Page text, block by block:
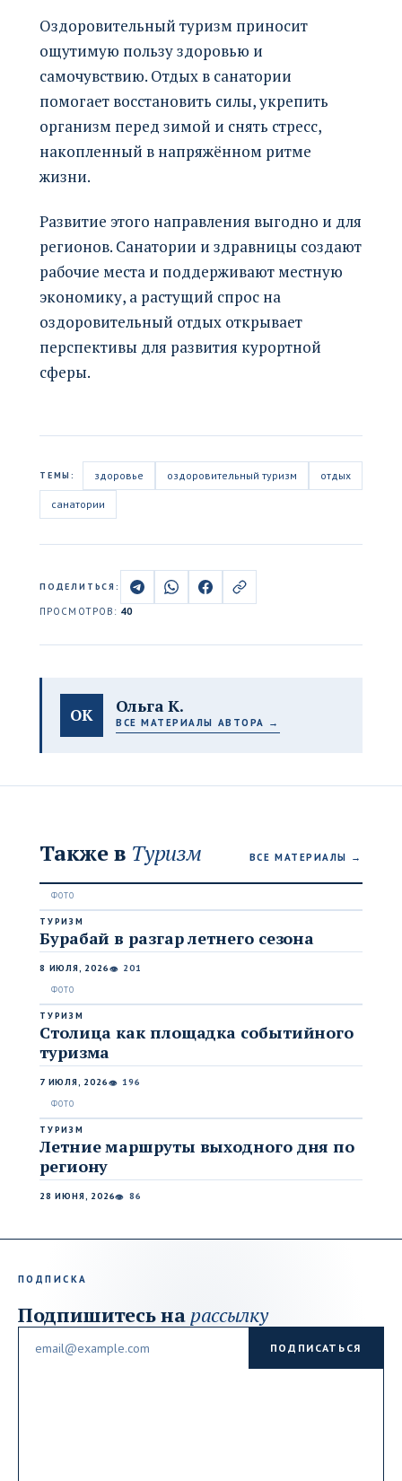
Оздоровительный туризм приносит
ощутимую пользу здоровью и
самочувствию. Отдых в санатории
помогает восстановить силы, укрепить
организм перед зимой и снять стресс,
накопленный в напряжённом ритме
жизни.
Развитие этого направления выгодно и для
регионов. Санатории и здравницы создают
рабочие места и поддерживают местную
экономику, а растущий спрос на
оздоровительный отдых открывает
перспективы для развития курортной
сферы.
ТЕМЫ: здоровье оздоровительный туризм отдых
санатории
ПОДЕЛИТЬСЯ:
ПРОСМОТРОВ: 40
ОК Ольга К.
ВСЕ МАТЕРИАЛЫ АВТОРА →
Также в Туризм ВСЕ МАТЕРИАЛЫ →
ТУРИЗМ
Бурабай в разгар летнего сезона
8 ИЮЛЯ, 2026👁 201
ТУРИЗМ
Столица как площадка событийного
туризма
7 ИЮЛЯ, 2026👁 196
ТУРИЗМ
Летние маршруты выходного дня по
региону
28 ИЮНЯ, 2026👁 86
ПОДПИСКА
Подпишитесь на рассылку
ПОДПИСАТЬСЯ